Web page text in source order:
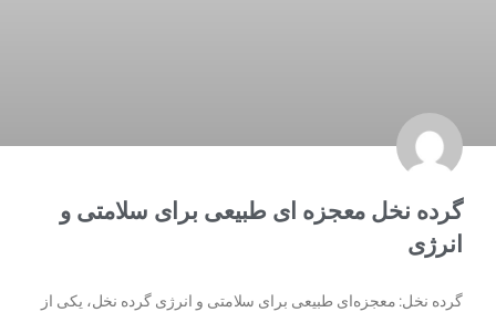
گرده نخل معجزه ای طبیعی برای سلامتی و
انرژی
گرده نخل: معجزه‌ای طبیعی برای سلامتی و انرژی گرده نخل، یکی از